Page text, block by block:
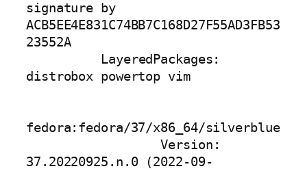
signature by
ACB5EE4E831C74BB7C168D27F55AD3FB53
23552A
distrobox powertop vim
fedora:fedora/37/x86_64/silverblue
                  Version:
37.20220925.n.0 (2022-09-